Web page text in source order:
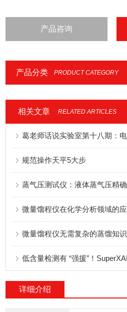
产品咨询
产品分类 PRODUCT CATEGORY
相关文章 RELATED ARTICLES
葛老师话说实验室第十八期：
规范操作天平5大步
蒸气压测试仪：液体蒸气压精
微量馏程仪在化学分析领域的
微量馏程仪无需复杂的蒸馏知
详细介绍